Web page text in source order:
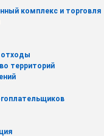
комплекс и торговля
отходы
территорий